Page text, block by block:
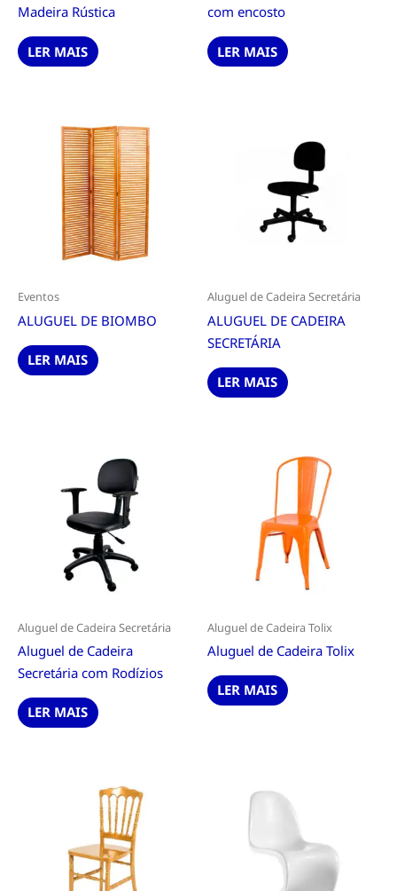
Madeira Rústica
LER MAIS
com encosto
LER MAIS
Eventos
ALUGUEL DE BIOMBO
LER MAIS
Aluguel de Cadeira Secretária
ALUGUEL DE CADEIRA
SECRETÁRIA
LER MAIS
Aluguel de Cadeira Secretária
Aluguel de Cadeira
Secretária com Rodízios
LER MAIS
Aluguel de Cadeira Tolix
Aluguel de Cadeira Tolix
LER MAIS